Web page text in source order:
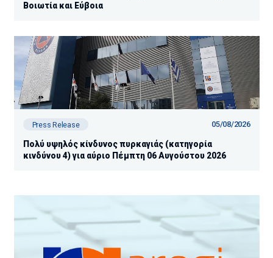
Βοιωτία και Εύβοια
Press Release 05/08/2026
Πολύ υψηλός κίνδυνος πυρκαγιάς (κατηγορία
κινδύνου 4) για αύριο Πέμπτη 06 Αυγούστου 2026